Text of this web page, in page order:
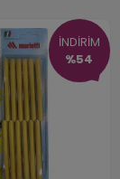
İNDİRİM
%54